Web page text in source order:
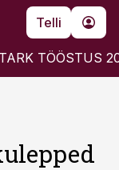
Telli
TARK TÖÖSTUS